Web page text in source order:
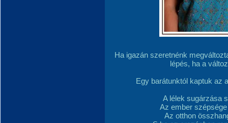
Ha igazán szeretnénk
lépés, ha a
Egy barátunktól kaptuk az
A lélek sugárzása
Az ember
Az otthon